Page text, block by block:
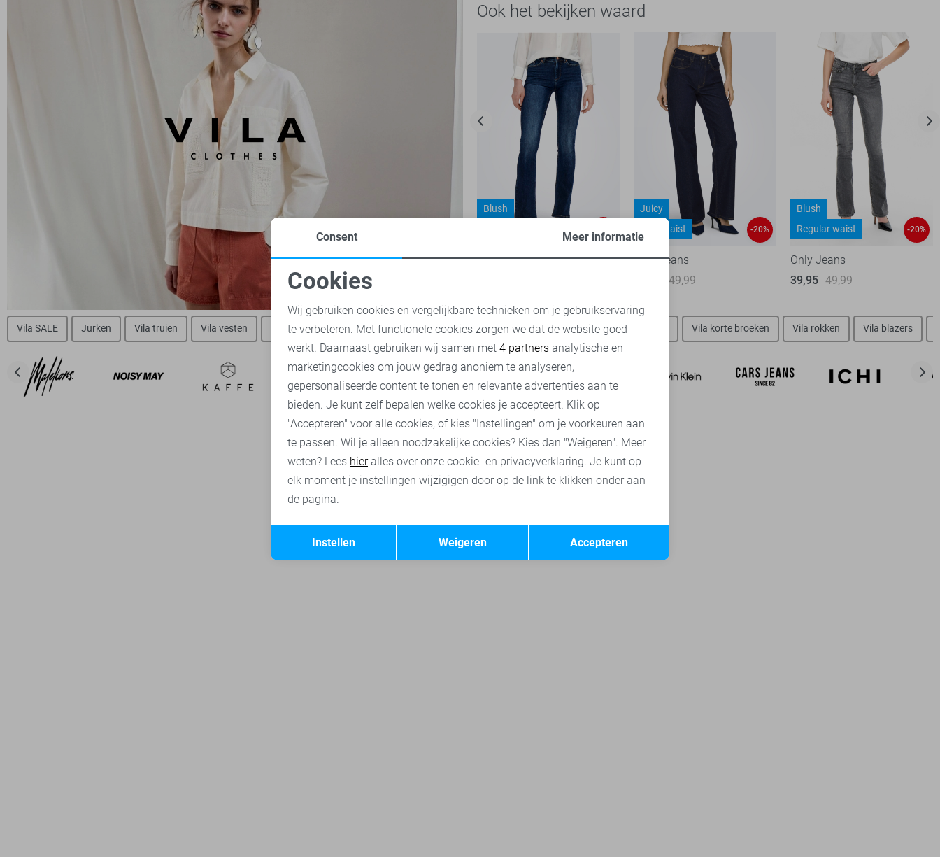
Ook het bekijken waard
Blush
Only Jeans
Juicy
High waist
-20%
Only Jeans
49,99
Blush
Regular waist
-20%
Only Jeans
39,95 49,99
Vila SALE Jurken Vila truien Vila vesten Vila blouses Vila t-shirts Vila jassen Vila broeken Vila tops Vila jurken Vila korte broeken Vila rokken Vila blazers
Noodzakelijke cookies
Analytische cookies Marketing cookies
Terug Opslaan
Consent Meer informatie
Cookies
Wij gebruiken cookies en vergelijkbare technieken om je gebruikservaring
te verbeteren. Met functionele cookies zorgen we dat de website goed
werkt. Daarnaast gebruiken wij samen met 4 partners analytische en
marketingcookies om jouw gedrag anoniem te analyseren,
gepersonaliseerde content te tonen en relevante advertenties aan te
bieden. Je kunt zelf bepalen welke cookies je accepteert. Klik op
"Accepteren" voor alle cookies, of kies "Instellingen" om je voorkeuren aan
te passen. Wil je alleen noodzakelijke cookies? Kies dan "Weigeren". Meer
weten? Lees hieralles over onze cookie- en privacyverklaring. Je kunt op
elk moment je instellingen wijzigigen door op de link te klikken onder aan
de pagina.
Accepteren
Weigeren
Instellen